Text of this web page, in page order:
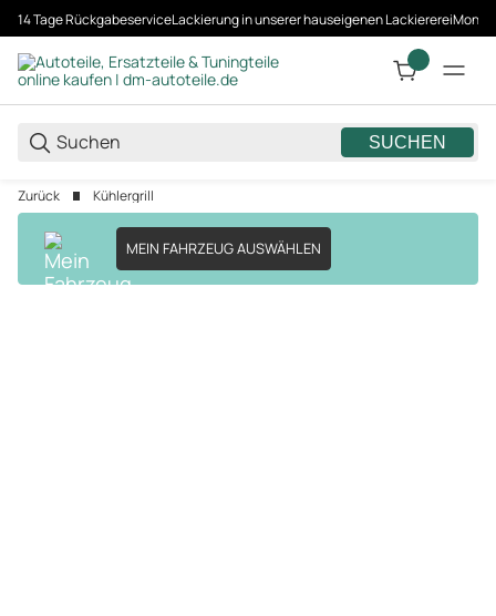
14 Tage RückgabeserviceLackierung in unserer hauseigenen Lackiererei
SUCHEN
Zurück Kühlergrill
MEIN FAHRZEUG AUSWÄHLEN